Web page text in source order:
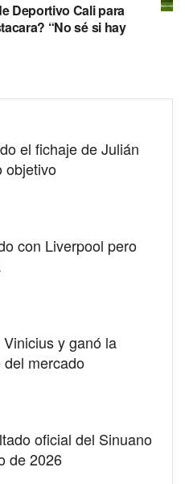
Deportivo Cali para
“No sé si hay
el fichaje de Julián
objetivo
con Liverpool pero
y ganó la
mercado
oficial del Sinuano
de 2026